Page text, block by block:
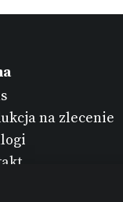
na zlecenie